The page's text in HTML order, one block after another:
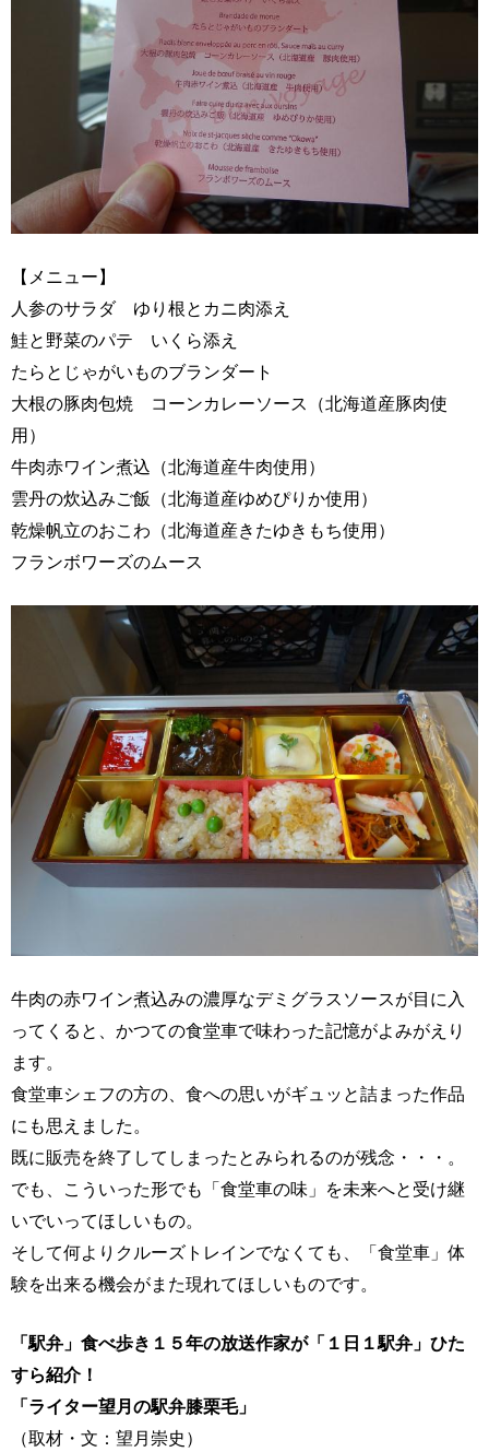
【メニュー】
人参のサラダ ゆり根とカニ肉添え
鮭と野菜のパテ いくら添え
たらとじゃがいものブランダート
大根の豚肉包焼 コーンカレーソース（北海道産豚肉使
用）
牛肉赤ワイン煮込（北海道産牛肉使用）
雲丹の炊込みご飯（北海道産ゆめぴりか使用）
乾燥帆立のおこわ（北海道産きたゆきもち使用）
フランボワーズのムース
牛肉の赤ワイン煮込みの濃厚なデミグラスソースが目に入
ってくると、かつての食堂車で味わった記憶がよみがえり
ます。
食堂車シェフの方の、食への思いがギュッと詰まった作品
にも思えました。
既に販売を終了してしまったとみられるのが残念・・・。
でも、こういった形でも「食堂車の味」を未来へと受け継
いでいってほしいもの。
そして何よりクルーズトレインでなくても、「食堂車」体
験を出来る機会がまた現れてほしいものです。
「駅弁」食べ歩き１５年の放送作家が「１日１駅弁」ひた
すら紹介！
「ライター望月の駅弁膝栗毛」
（取材・文：望月崇史）